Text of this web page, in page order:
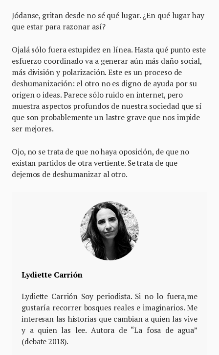
Jódanse, gritan desde no sé qué lugar. ¿En qué lugar hay
que estar para razonar así?
Ojalá sólo fuera estupidez en línea. Hasta qué punto este
esfuerzo coordinado va a generar aún más daño social,
más división y polarización. Este es un proceso de
deshumanización: el otro no es digno de ayuda por su
origen o ideas. Parece sólo ruido en internet, pero
muestra aspectos profundos de nuestra sociedad que sí
que son probablemente un lastre grave que nos impide
ser mejores.
Ojo, no se trata de que no haya oposición, de que no
existan partidos de otra vertiente. Se trata de que
dejemos de deshumanizar al otro.
Lydiette Carrión
Lydiette Carrión Soy periodista. Si no lo fuera,me
gustaría recorrer bosques reales e imaginarios. Me
interesan las historias que cambian a quien las vive
y a quien las lee. Autora de “La fosa de agua”
(debate 2018).